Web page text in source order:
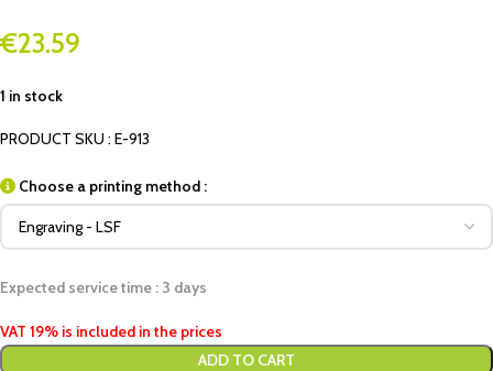
€23.59
1 in stock
PRODUCT SKU : E-913
Choose a printing method :
Expected service time : 3 days
VAT 19% is included in the prices
ADD TO CART